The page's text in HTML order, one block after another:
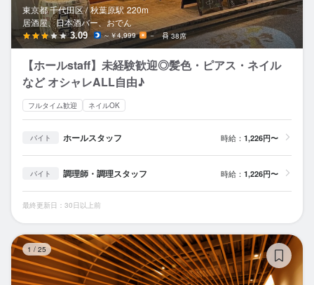
東京都 千代田区 / 秋葉原駅 220m
居酒屋、日本酒バー、おでん
3.09 ～￥4,999 － 38席
【ホールstaff】未経験歓迎◎髪色・ピアス・ネイル
など オシャレALL自由♪
フルタイム歓迎 ネイルOK
バイト ホールスタッフ 時給： 1,226円〜
バイト 調理師・調理スタッフ 時給： 1,226円〜
最終更新日：30日以上前
1 / 25